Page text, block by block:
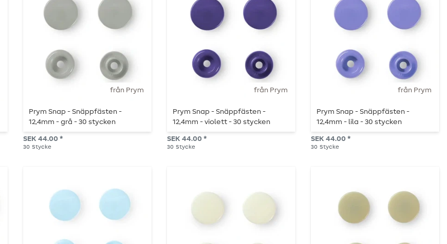
från Prym
Prym Snap - Snäppfästen -
12,4mm - grå - 30 stycken
SEK 44.00 *
30 Stycke
från Prym
Prym Snap - Snäppfästen -
12,4mm - violett - 30 stycken
SEK 44.00 *
30 Stycke
från Prym
Prym Snap - Snäppfästen -
12,4mm - lila - 30 stycken
SEK 44.00 *
30 Stycke